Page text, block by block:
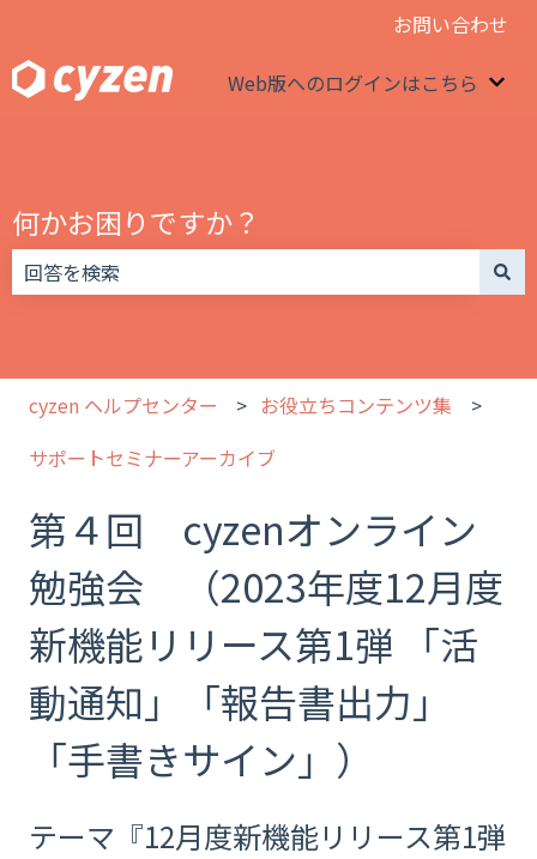
お問い合わせ
Web版へのログインはこちら
何かお困りですか？
cyzen ヘルプセンター
お役立ちコンテンツ集
サポートセミナーアーカイブ
第４回 cyzenオンライン
勉強会 （2023年度12月度
新機能リリース第1弾 「活
動通知」「報告書出力」
「手書きサイン」）
テーマ『12月度新機能リリース第1弾